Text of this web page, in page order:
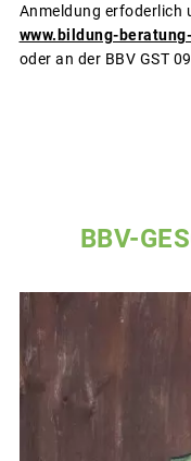
Anmeldung erfoderlich
www.bildung-
oder an der BBV GST
BBV-